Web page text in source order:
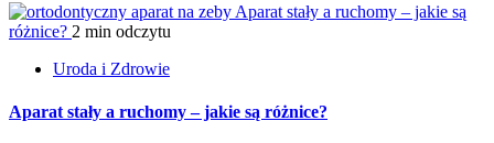
Aparat stały a ruchomy – jakie są
różnice? 2 min odczytu
Uroda i Zdrowie
Aparat stały a ruchomy – jakie są różnice?